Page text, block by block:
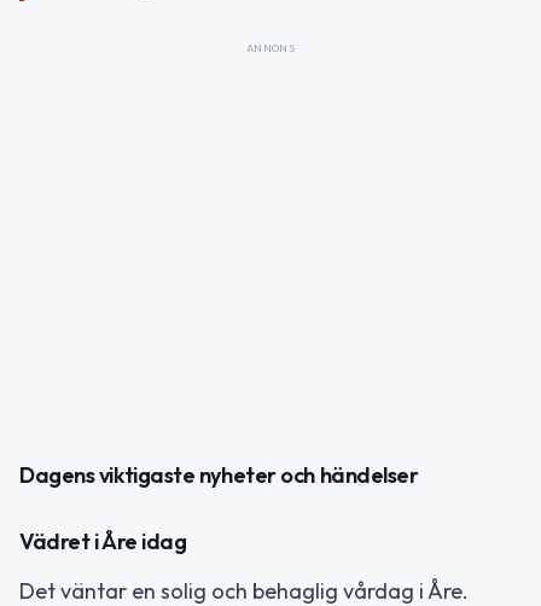
ANNONS
Dagens viktigaste nyheter och händelser
Vädret i Åre idag
Det väntar en solig och behaglig vårdag i Åre.